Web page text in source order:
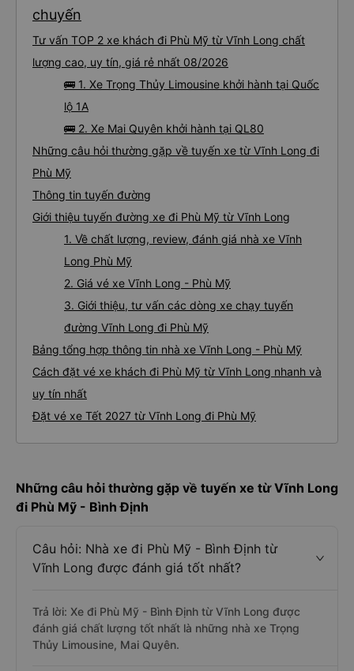
chuyến
Tư vấn TOP 2 xe khách đi Phù Mỹ từ Vĩnh Long chất
lượng cao, uy tín, giá rẻ nhất 08/2026
🚌 1. Xe Trọng Thủy Limousine khởi hành tại Quốc
lộ 1A
🚌 2. Xe Mai Quyên khởi hành tại QL80
Những câu hỏi thường gặp về tuyến xe từ Vĩnh Long đi
Phù Mỹ
Thông tin tuyến đường
Giới thiệu tuyến đường xe đi Phù Mỹ từ Vĩnh Long
1. Về chất lượng, review, đánh giá nhà xe Vĩnh
Long Phù Mỹ
2. Giá vé xe Vĩnh Long - Phù Mỹ
3. Giới thiệu, tư vấn các dòng xe chạy tuyến
đường Vĩnh Long đi Phù Mỹ
Bảng tổng hợp thông tin nhà xe Vĩnh Long - Phù Mỹ
Cách đặt vé xe khách đi Phù Mỹ từ Vĩnh Long nhanh và
uy tín nhất
Đặt vé xe Tết 2027 từ Vĩnh Long đi Phù Mỹ
Những câu hỏi thường gặp về tuyến xe từ Vĩnh Long
đi Phù Mỹ - Bình Định
Câu hỏi: Nhà xe đi Phù Mỹ - Bình Định từ
Vĩnh Long được đánh giá tốt nhất?
Trả lời: Xe đi Phù Mỹ - Bình Định từ Vĩnh Long được
đánh giá chất lượng tốt nhất là những nhà xe Trọng
Thủy Limousine, Mai Quyên.